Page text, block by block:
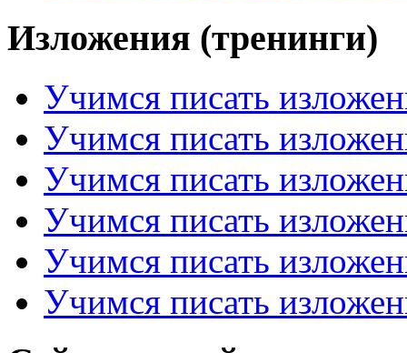
Изложения (тренинги)
Учимся писать
Учимся писать
Учимся писать
Учимся писать
Учимся писать
Учимся писать